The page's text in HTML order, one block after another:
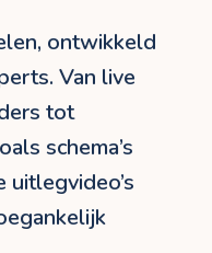
ontwikkeld
Van live
tot
schema’s
uitlegvideo’s